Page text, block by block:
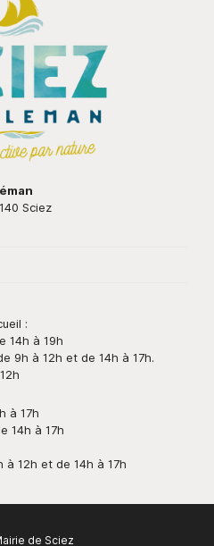
Sciez
:
14h à 19h
9h à 12h et de 14h à 17h.
à 17h
14h à 17h
à 12h et de 14h à 17h
de Sciez